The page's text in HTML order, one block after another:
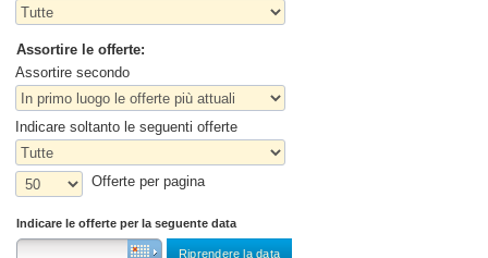
Assortire le offerte:
Assortire secondo
Indicare soltanto le seguenti offerte
Offerte per pagina
Indicare le offerte per la seguente data